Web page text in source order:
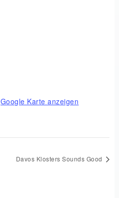
Google Karte anzeigen
Davos Klosters Sounds Good